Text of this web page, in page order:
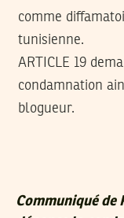
comme
tunisienne.
ARTICLE 19
condamnation
blogueur.
Communiqué de